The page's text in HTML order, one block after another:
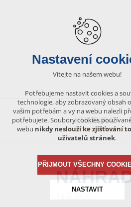
KULTURA
Nastavení
Vítejte na našem webu!
Potřebujeme nastavit cookies a
technologie, aby zobrazovaný obsah
vašim potřebám a vy na webu nalezli
potřebujete. Soubory cookies
webu nikdy neslouží ke zjišťování
uživatelů stránek.
PŘIJMOUT VŠECHNY
NASTAVIT